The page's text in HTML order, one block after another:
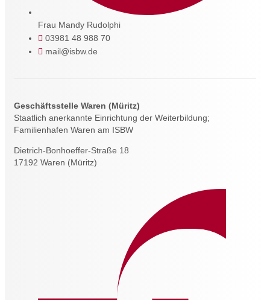
Frau Mandy Rudolphi
03981 48 988 70
mail@isbw.de
Geschäftsstelle Waren (Müritz)
Staatlich anerkannte Einrichtung der Weiterbildung;
Familienhafen Waren am ISBW
Dietrich-Bonhoeffer-Straße 18
17192 Waren (Müritz)